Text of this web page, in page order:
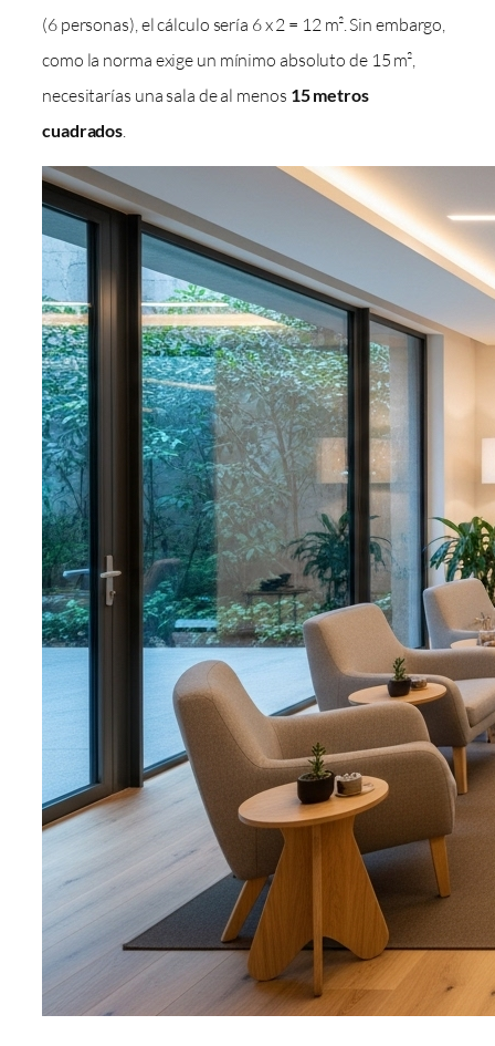
(6 personas), el cálculo sería 6 x 2 = 12 m². Sin embargo,
como la norma exige un mínimo absoluto de 15 m²,
necesitarías una sala de al menos 15 metros
cuadrados